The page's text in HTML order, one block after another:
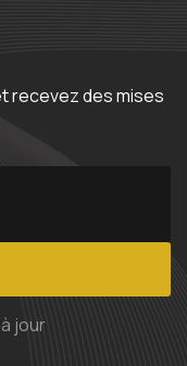
recevez des mises
jour